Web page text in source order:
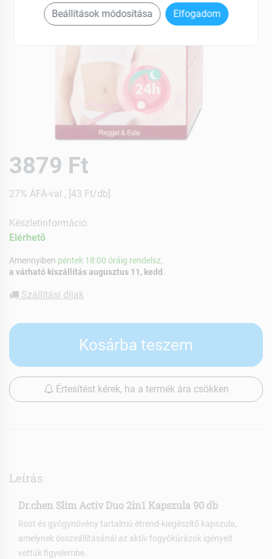
3879 Ft
27% ÁFÁ-val , [43 Ft/db]
Készletinformáció:
Elérhetõ
Amennyiben péntek 18:00 óráig rendelsz,
a várható kiszállítás augusztus 11, kedd
Szállítási díjak
Kosárba teszem
Értesítést kérek, ha a termék ára csökken
Leírás
Dr.chen Slim Activ Duo 2in1 Kapszula 90 db
Rost és gyógynövény tartalmú étrend-kiegészítő kapszula,
amelynek összeállításánál az aktív fogyókúrázok igényeit
vettük figyelembe.
Beállítások módosítása Elfogadom